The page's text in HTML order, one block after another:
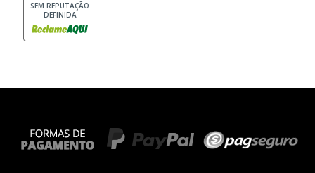
SEM REPUTAÇÃO
DEFINIDA